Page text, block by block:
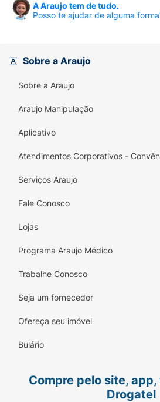
A Araujo tem de tudo.
Posso te ajudar de alguma
Sobre a Araujo
Sobre a Araujo
Araujo Manipulação
Aplicativo
Atendimentos Corporativos -
Serviços Araujo
Fale Conosco
Lojas
Programa Araujo Médico
Trabalhe Conosco
Seja um fornecedor
Ofereça seu imóvel
Bulário
Compre pelo site,
Drogatel